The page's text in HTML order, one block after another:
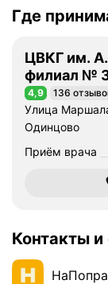
Где
ЦВКГ им.
филиал №
Рейтинг 4,9 из 5
4,9 136
Улица
Одинцово
Приём врача
Контакты